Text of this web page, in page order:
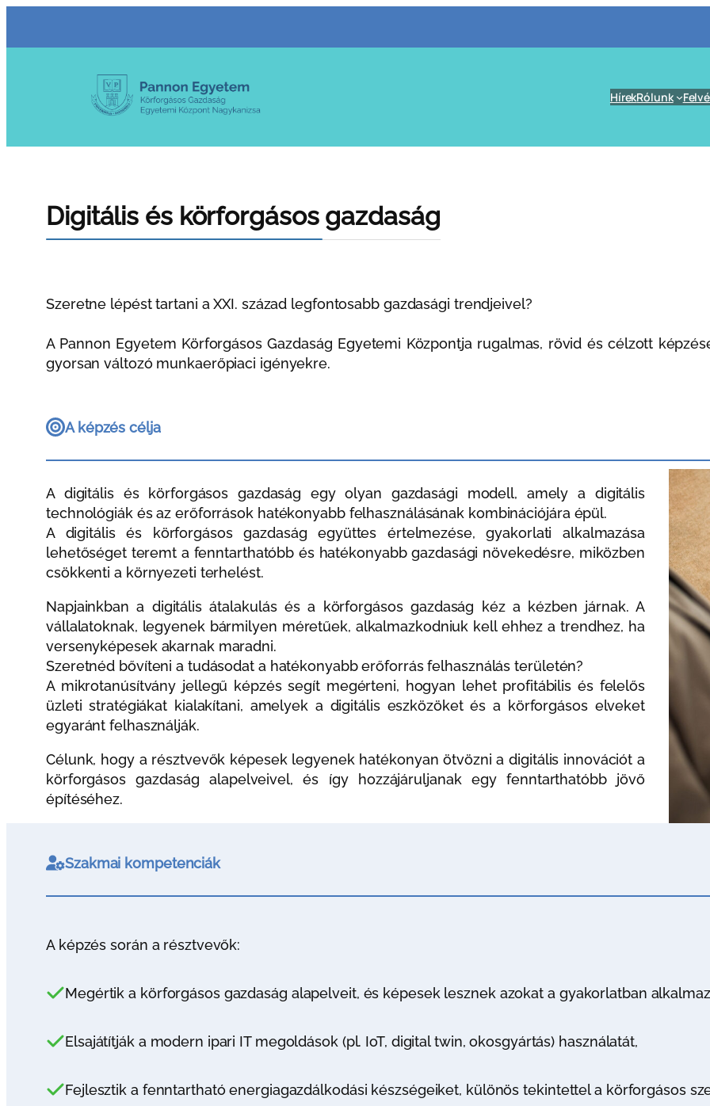
HírekRólunk
Digitális és körforgásos gazdaság
Szeretne lépést tartani a XXI. század legfontosabb gazdasági trendjeivel?
A Pannon Egyetem Körforgásos Gazdaság Egyetemi Központja rugalmas, rövid és célzott
gyorsan változó munkaerőpiaci igényekre.
A képzés célja
A digitális és körforgásos gazdaság egy olyan gazdasági modell, amely a digitális
technológiák és az erőforrások hatékonyabb felhasználásának kombinációjára épül.
A digitális és körforgásos gazdaság együttes értelmezése, gyakorlati alkalmazása
lehetőséget teremt a fenntarthatóbb és hatékonyabb gazdasági növekedésre, miközben
csökkenti a környezeti terhelést.
Napjainkban a digitális átalakulás és a körforgásos gazdaság kéz a kézben járnak. A
vállalatoknak, legyenek bármilyen méretűek, alkalmazkodniuk kell ehhez a trendhez, ha
versenyképesek akarnak maradni.
Szeretnéd bővíteni a tudásodat a hatékonyabb erőforrás felhasználás területén?
A mikrotanúsítvány jellegű képzés segít megérteni, hogyan lehet profitábilis és felelős
üzleti stratégiákat kialakítani, amelyek a digitális eszközöket és a körforgásos elveket
egyaránt felhasználják.
Célunk, hogy a résztvevők képesek legyenek hatékonyan ötvözni a digitális innovációt a
körforgásos gazdaság alapelveivel, és így hozzájáruljanak egy fenntarthatóbb jövő
építéséhez.
Szakmai kompetenciák
A képzés során a résztvevők:
Megértik a körforgásos gazdaság alapelveit, és képesek lesznek azokat a gyakorlatban
Elsajátítják a modern ipari IT megoldások (pl. IoT, digital twin, okosgyártás) használatát,
Fejlesztik a fenntartható energiagazdálkodási készségeiket, különös tekintettel a körforgásos